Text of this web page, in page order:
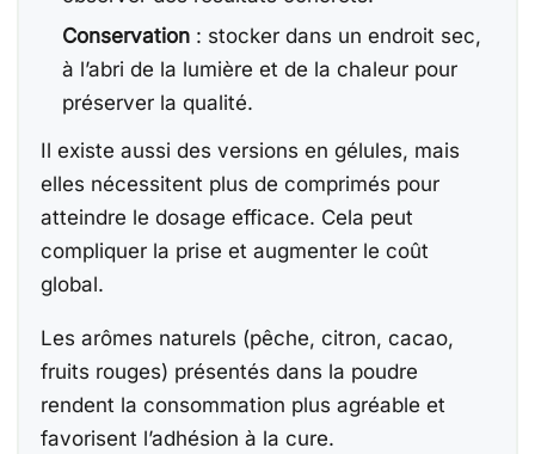
Conservation : stocker dans un endroit sec,
à l’abri de la lumière et de la chaleur pour
préserver la qualité.
Il existe aussi des versions en gélules, mais
elles nécessitent plus de comprimés pour
atteindre le dosage efficace. Cela peut
compliquer la prise et augmenter le coût
global.
Les arômes naturels (pêche, citron, cacao,
fruits rouges) présentés dans la poudre
rendent la consommation plus agréable et
favorisent l’adhésion à la cure.